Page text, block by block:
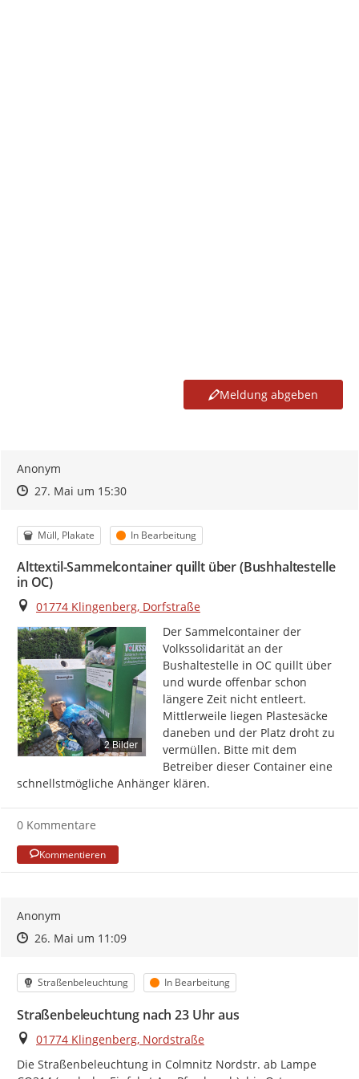
Meldung abgeben
Anonym
Zeitpunkt des Erstellens
Zeitpunkt des Erstellens
27. Mai um 15:30Zur Äußerung
Kategorie
Müll, Plakate Status
In Bearbeitung
Alttextil-Sammelcontainer quillt über (Bushhaltestelle
in OC)
Ort
01774 Klingenberg, Dorfstraße
2 Bilder
Der Sammelcontainer der
Volkssolidarität an der
Bushaltestelle in OC quillt über
und wurde offenbar schon
längere Zeit nicht entleert.
Mittlerweile liegen Plastesäcke
daneben und der Platz droht zu
vermüllen. Bitte mit dem
Betreiber dieser Container eine
schnellstmögliche Anhänger klären.
0 Kommentare
Kommentieren
Anonym
Zeitpunkt des Erstellens
Zeitpunkt des Erstellens
26. Mai um 11:09Zur Äußerung
Kategorie
Straßenbeleuchtung Status
In Bearbeitung
Straßenbeleuchtung nach 23 Uhr aus
Ort
01774 Klingenberg, Nordstraße
Die Straßenbeleuchtung in Colmnitz Nordstr. ab Lampe